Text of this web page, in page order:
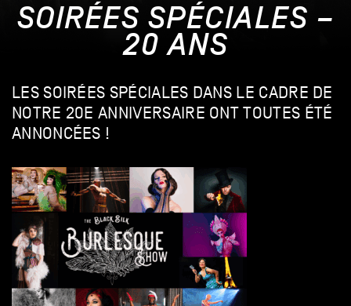
SOIRÉES SPÉCIALES –
20 ANS
LES SOIRÉES SPÉCIALES DANS LE CADRE DE
NOTRE 20E ANNIVERSAIRE ONT TOUTES ÉTÉ
ANNONCÉES !